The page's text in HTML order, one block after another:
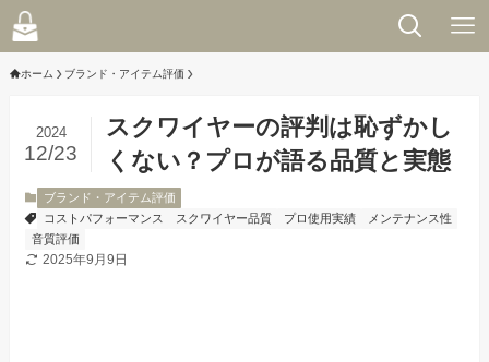
ホーム ブランド・アイテム評価
スクワイヤーの評判は恥ずかし
くない？プロが語る品質と実態
2024
12/23
ブランド・アイテム評価
コストパフォーマンス
スクワイヤー品質 プロ使用実績
メンテナンス性
音質評価
2025年9月9日